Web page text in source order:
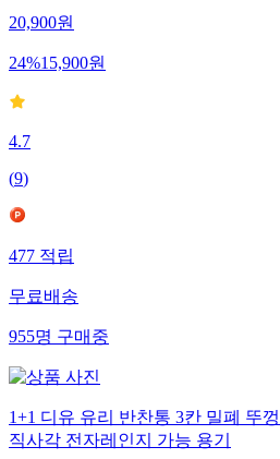
20,900원
24%15,900원
4.7
(9)
477적립
무료배송
955명구매중
1+1 디유 유리 반찬통 3칸 밀폐 뚜
직사각 전자레인지 가능 용기